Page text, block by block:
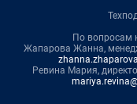
По вопросам
Жапарова Жанна,
Ревина Мария,